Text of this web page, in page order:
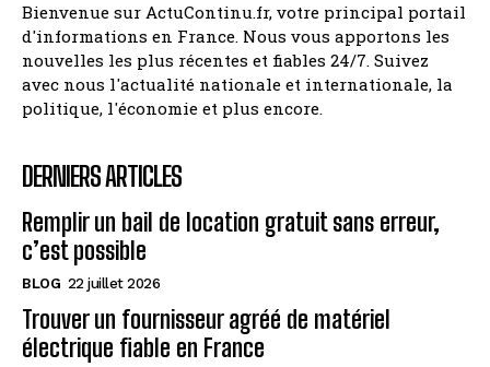
Bienvenue sur ActuContinu.fr, votre principal portail
d'informations en France. Nous vous apportons les
nouvelles les plus récentes et fiables 24/7. Suivez
avec nous l'actualité nationale et internationale, la
politique, l'économie et plus encore.
DERNIERS ARTICLES
Remplir un bail de location gratuit sans erreur,
c’est possible
BLOG 22 juillet 2026
Trouver un fournisseur agréé de matériel
électrique fiable en France